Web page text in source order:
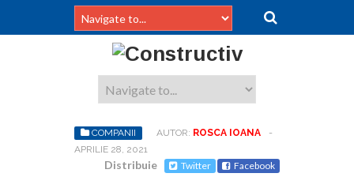
COMPANII AUTOR: ROSCA IOANA
-
APRILIE 28, 2021
Distribuie Twitter Facebook